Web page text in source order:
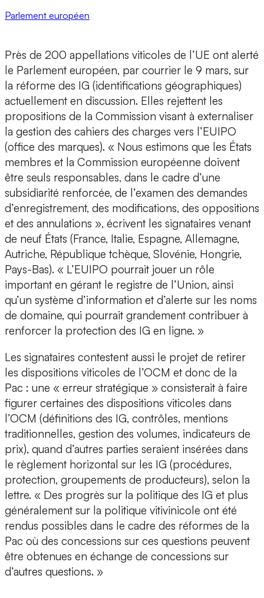
Parlement européen
Près de 200 appellations viticoles de l’UE ont alerté
le Parlement européen, par courrier le 9 mars, sur
la réforme des IG (identifications géographiques)
actuellement en discussion. Elles rejettent les
propositions de la Commission visant à externaliser
la gestion des cahiers des charges vers l’EUIPO
(office des marques). « Nous estimons que les États
membres et la Commission européenne doivent
être seuls responsables, dans le cadre d’une
subsidiarité renforcée, de l’examen des demandes
d’enregistrement, des modifications, des oppositions
et des annulations », écrivent les signataires venant
de neuf États (France, Italie, Espagne, Allemagne,
Autriche, République tchèque, Slovénie, Hongrie,
Pays-Bas). « L’EUIPO pourrait jouer un rôle
important en gérant le registre de l’Union, ainsi
qu’un système d’information et d’alerte sur les noms
de domaine, qui pourrait grandement contribuer à
renforcer la protection des IG en ligne. »
Les signataires contestent aussi le projet de retirer
les dispositions viticoles de l’OCM et donc de la
Pac : une « erreur stratégique » consisterait à faire
figurer certaines des dispositions viticoles dans
l’OCM (définitions des IG, contrôles, mentions
traditionnelles, gestion des volumes, indicateurs de
prix), quand d’autres parties seraient insérées dans
le règlement horizontal sur les IG (procédures,
protection, groupements de producteurs), selon la
lettre. « Des progrès sur la politique des IG et plus
généralement sur la politique vitivinicole ont été
rendus possibles dans le cadre des réformes de la
Pac où des concessions sur ces questions peuvent
être obtenues en échange de concessions sur
d’autres questions. »